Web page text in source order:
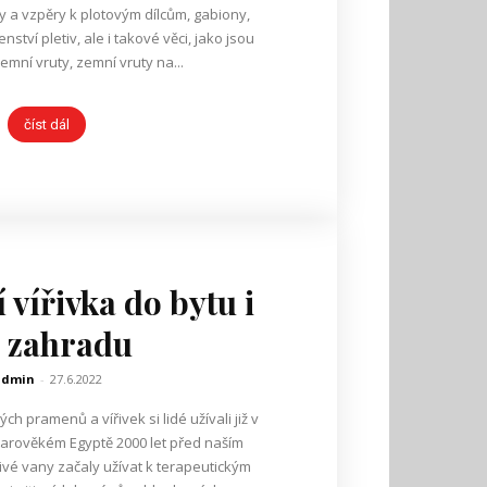
a vzpěry k plotovým dílcům, gabiony,
pletiv, ale i takové věci, jako jsou
vruty, zemní vruty na...
číst dál
vířivka do bytu i
zahradu
- 27.6.2022
pramenů a vířivek si lidé užívali již v
Egyptě 2000 let před naším
vany začaly užívat k terapeutickým